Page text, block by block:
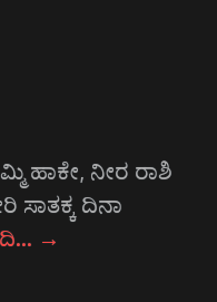
ಹಾಕೇ, ನೀರ ರಾಶಿ
ಸಾತಕ್ಕ ದಿನಾ
→